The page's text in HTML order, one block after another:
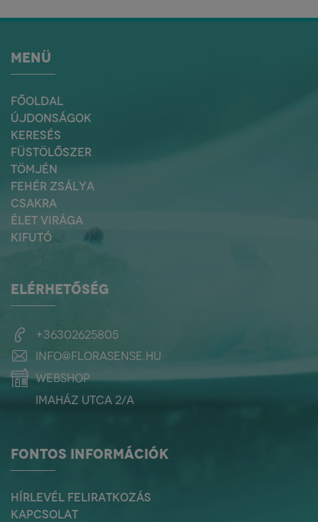
MENÜ
FŐOLDAL
ÚJDONSÁGOK
KERESÉS
FÜSTÖLŐSZER
TÖMJÉN
FEHÉR ZSÁLYA
CSAKRA
ÉLET VIRÁGA
KIFUTÓ
ELÉRHETŐSÉG
+36302625805
info@florasense.hu
webshop
Imaház utca 2/a
FONTOS INFORMÁCIÓK
HÍRLEVÉL FELIRATKOZÁS
KAPCSOLAT